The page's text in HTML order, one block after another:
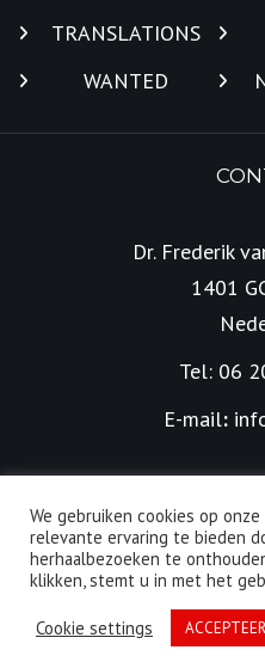
TRANSLATIONS
WANTED
Dr. Frederik
1401
Tel: 06
E-mail:
Alle rechten voorbehouden
door
We gebruiken cookies op
relevante ervaring te bieden
herhaalbezoeken te
klikken, stemt u in met het
Cookie settings